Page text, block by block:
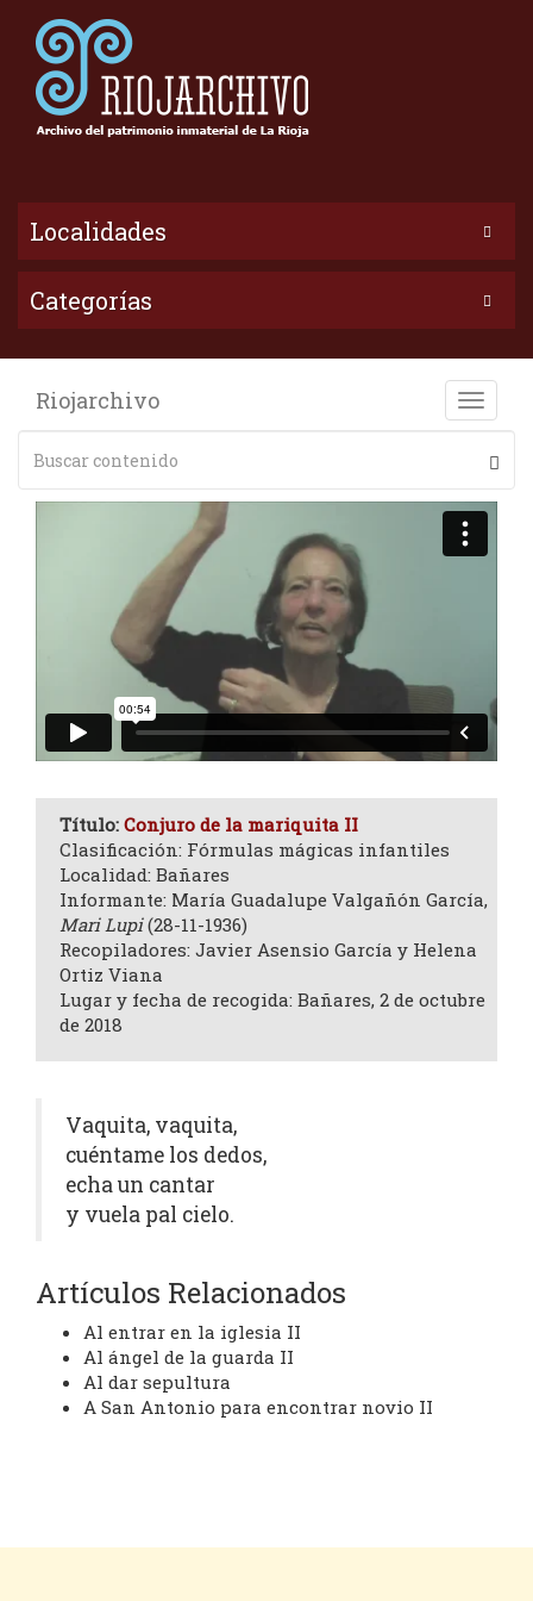
Localidades
Categorías
Toggle
Riojarchivo
Título: Conjuro de la mariquita II
Clasificación: Fórmulas mágicas infantiles
Localidad: Bañares
Informante: María Guadalupe Valgañón García,
Mari Lupi(28-11-1936)
Recopiladores: Javier Asensio García y Helena
Ortiz Viana
Lugar y fecha de recogida: Bañares, 2 de octubre
de 2018
Vaquita, vaquita,
cuéntame los dedos,
echa un cantar
y vuela pal cielo.
Artículos Relacionados
Al entrar en la iglesia II
Al ángel de la guarda II
Al dar sepultura
A San Antonio para encontrar novio II